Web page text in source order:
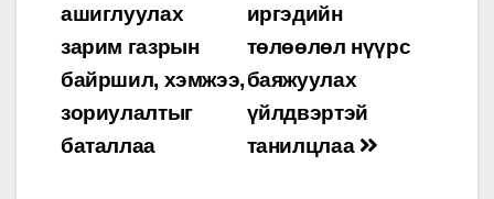
иргэдийн
төлөөлөл нүүрс
баяжуулах
үйлдвэртэй
танилцлаа
ашиглуулах
зарим газрын
байршил, хэмжээ,
зориулалтыг
баталлаа